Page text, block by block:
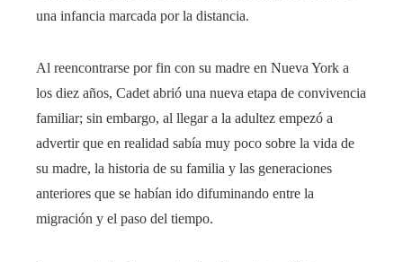
una infancia marcada por la distancia.
Al reencontrarse por fin con su madre en Nueva York a
los diez años, Cadet abrió una nueva etapa de convivencia
familiar; sin embargo, al llegar a la adultez empezó a
advertir que en realidad sabía muy poco sobre la vida de
su madre, la historia de su familia y las generaciones
anteriores que se habían ido difuminando entre la
migración y el paso del tiempo.